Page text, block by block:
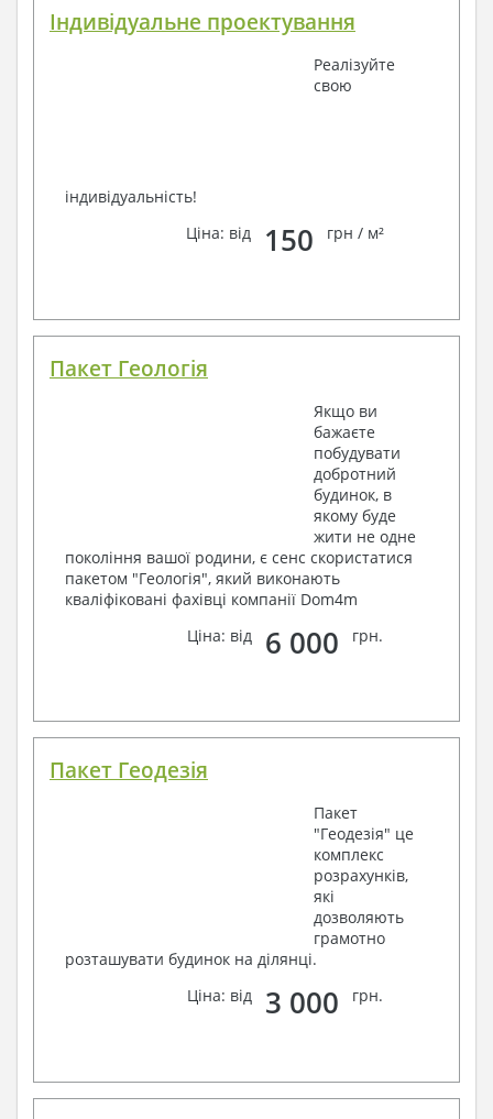
Індивідуальне проектування
Реалізуйте
свою
індивідуальність!
Ціна: від
150 грн / м²
Пакет Геологія
Якщо ви
бажаєте
побудувати
добротний
будинок, в
якому буде
жити не одне
покоління вашої родини, є сенс скористатися
пакетом "Геологія", який виконають
кваліфіковані фахівці компанії Dom4m
Ціна: від
6 000 грн.
Пакет Геодезія
Пакет
"Геодезія" це
комплекс
розрахунків,
які
дозволяють
грамотно
розташувати будинок на ділянці.
Ціна: від
3 000 грн.